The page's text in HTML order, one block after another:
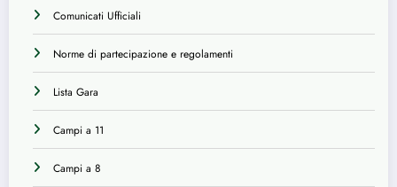
Comunicati Ufficiali
Norme di partecipazione e regolamenti
Lista Gara
Campi a 11
Campi a 8